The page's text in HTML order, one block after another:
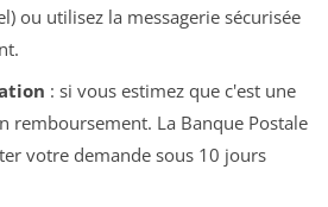
ou utilisez la messagerie sécurisée
: si vous estimez que c'est une
remboursement. La Banque Postale
votre demande sous 10 jours